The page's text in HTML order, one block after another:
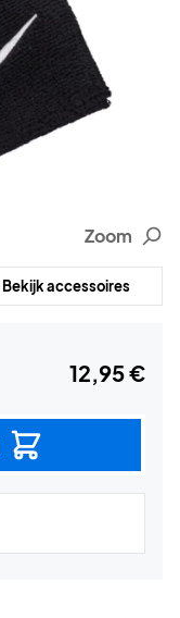
Zoom
Bekijk accessoires
12,95 €